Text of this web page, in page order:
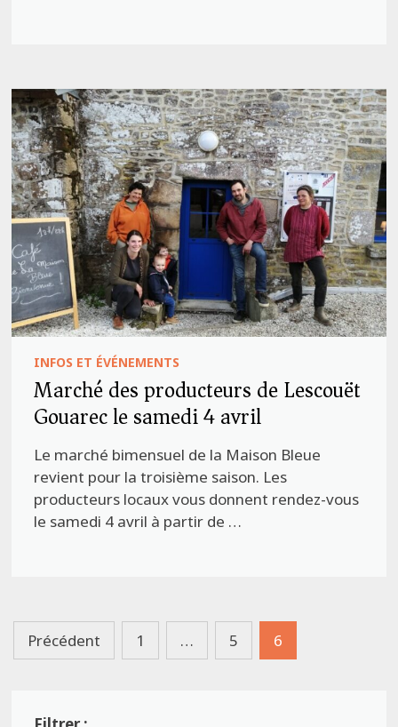
INFOS ET ÉVÉNEMENTS
Marché des producteurs de Lescouët
Gouarec le samedi 4 avril
Le marché bimensuel de la Maison Bleue
revient pour la troisième saison. Les
producteurs locaux vous donnent rendez-vous
le samedi 4 avril à partir de …
Pagination
des
Précédent 1 … 5 6